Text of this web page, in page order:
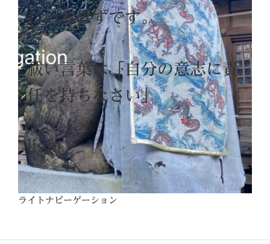
にいるはずです。
祓い言葉は「自分の意志に責
任を持ちなさい」
light
ライトナビーゲーション